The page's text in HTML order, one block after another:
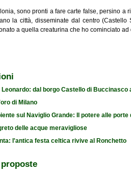
sono pronti a fare carte false, persino
la città, disseminate dal centro
a quella creaturina che ho cominciato
dal borgo Castello di Buccinasco
di Milano
sul Naviglio Grande: Il potere alle porte
delle acque meravigliose
l'antica festa celtica rivive al Ronchetto